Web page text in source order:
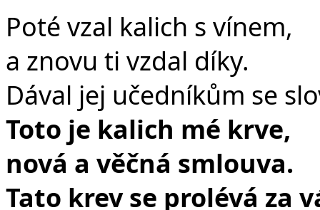
Poté vzal kalich s vínem,
a znovu ti vzdal díky.
Dával jej učedníkům se
Toto je kalich mé krve,
nová a věčná smlouva.
Tato krev se prolévá za